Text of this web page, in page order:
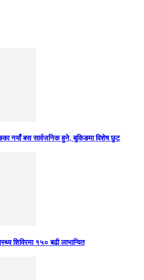
नयाँ बस सार्वजनिक हुने, बुकिङमा विशेष छुट
शिविरमा १५० बढी लाभान्वित